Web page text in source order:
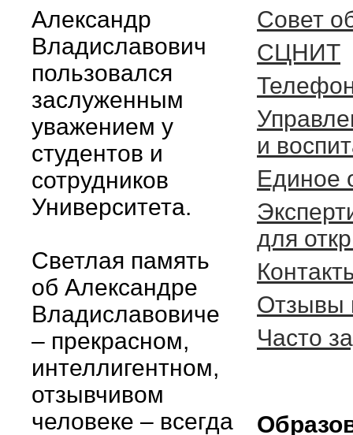
Александр
Владиславович
пользовался
заслуженным
уважением у
студентов и
сотрудников
Университета.
Светлая память
об Александре
Владиславовиче
– прекрасном,
интеллигентном,
отзывчивом
человеке – всегда
Cовет
СЦНИТ
и
Единое
для
Отзывы
Часто